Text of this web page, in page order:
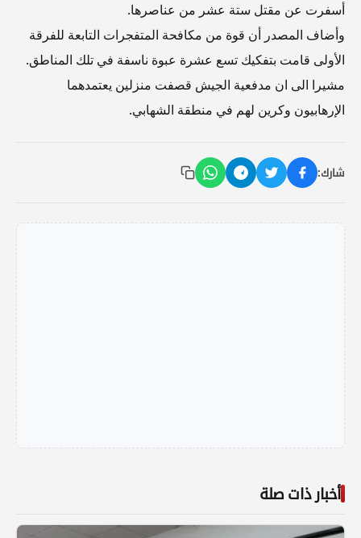
أسفرت عن مقتل ستة عشر من عناصرها.
وأضاف المصدر أن قوة من مكافحة المتفجرات التابعة للفرقة
الأولى قامت بتفكيك تسع عشرة عبوة ناسفة في تلك المناطق.
مشيرا الى ان مدفعية الجيش قصفت منزلين يعتمدهما
الإرهابيون وكرين لهم في منطقة الشهابي.
شارك:
أخبار ذات صلة